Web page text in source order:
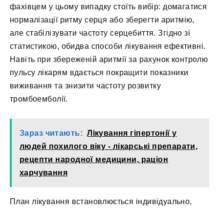
фахівцем у цьому випадку стоїть вибір: домагатися
нормалізації ритму серця або зберегти аритмію,
але стабілізувати частоту серцебиття. Згідно зі
статистикою, обидва способи лікування ефективні.
Навіть при збереженій аритмії за рахунок контролю
пульсу лікарям вдається покращити показники
виживання та знизити частоту розвитку
тромбоемболії.
Зараз читають: Лікування гіпертонії у
людей похилого віку - лікарські препарати,
рецепти народної медицини, раціон
харчування
План лікування встановлюється індивідуально,